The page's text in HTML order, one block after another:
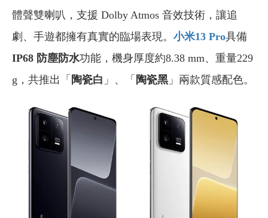
體聲雙喇叭，支援 Dolby Atmos 音效技術，讓追
劇、手遊都擁有真實的臨場表現。 小米13 Pro具備
IP68 防塵防水功能，機身厚度約8.38 mm、重量229
g，共推出「 陶瓷白 」、「 陶瓷黑 」兩款質感配色。